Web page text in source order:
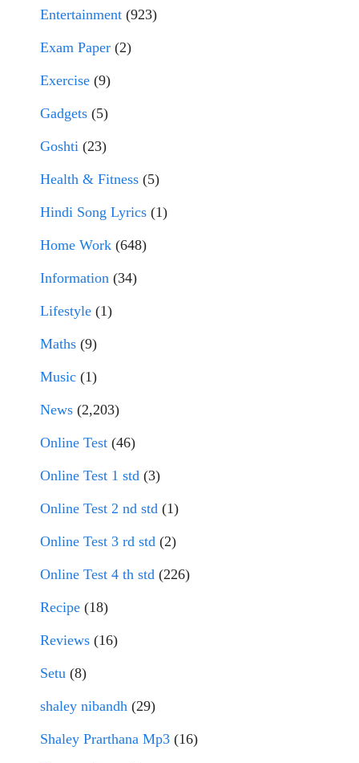
Entertainment (923)
Exam Paper (2)
Exercise (9)
Gadgets (5)
Goshti (23)
Health & Fitness (5)
Hindi Song Lyrics (1)
Home Work (648)
Information (34)
Lifestyle (1)
Maths (9)
Music (1)
News (2,203)
Online Test (46)
Online Test 1 std (3)
Online Test 2 nd std (1)
Online Test 3 rd std (2)
Online Test 4 th std (226)
Recipe (18)
Reviews (16)
Setu (8)
shaley nibandh (29)
Shaley Prarthana Mp3 (16)